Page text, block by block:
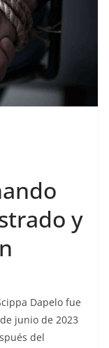
y
Dapelo fue
junio de 2023
del